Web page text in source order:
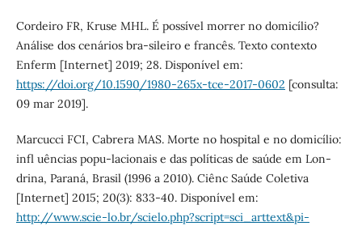
Cordeiro FR, Kruse MHL. É possível morrer no domicílio?
Análise dos cenários bra-sileiro e francês. Texto contexto
Enferm [Internet] 2019; 28. Disponível em:
https://doi.org/10.1590/1980-265x-tce-2017-0602 [consulta:
09 mar 2019].
Marcucci FCI, Cabrera MAS. Morte no hospital e no domicílio:
infl uências popu-lacionais e das políticas de saúde em Lon-
drina, Paraná, Brasil (1996 a 2010). Ciênc Saúde Coletiva
[Internet] 2015; 20(3): 833-40. Disponível em:
http://www.scie-lo.br/scielo.php?script=sci_arttext&pi-